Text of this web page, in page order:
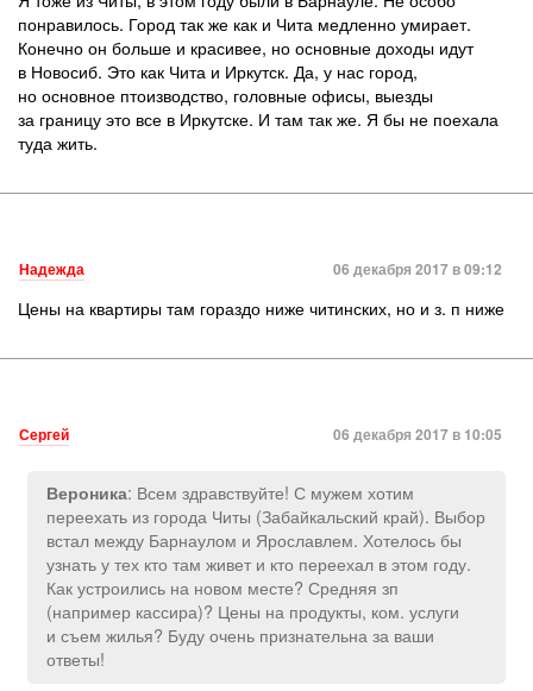
понравилось. Город так же как и Чита медленно умирает.
Конечно он больше и красивее, но основные доходы идут
в Новосиб. Это как Чита и Иркутск. Да, у нас город,
но основное птоизводство, головные офисы, выезды
за границу это все в Иркутске. И там так же. Я бы не поехала
туда жить.
Надежда 06 декабря 2017 в 09:12
Цены на квартиры там гораздо ниже читинских, но и з. п ниже
Сергей 06 декабря 2017 в 10:05
Вероника: Всем здравствуйте! С мужем хотим
переехать из города Читы (Забайкальский край). Выбор
встал между Барнаулом и Ярославлем. Хотелось бы
узнать у тех кто там живет и кто переехал в этом году.
Как устроились на новом месте? Средняя зп
(например кассира)? Цены на продукты, ком. услуги
и съем жилья? Буду очень признательна за ваши
ответы!